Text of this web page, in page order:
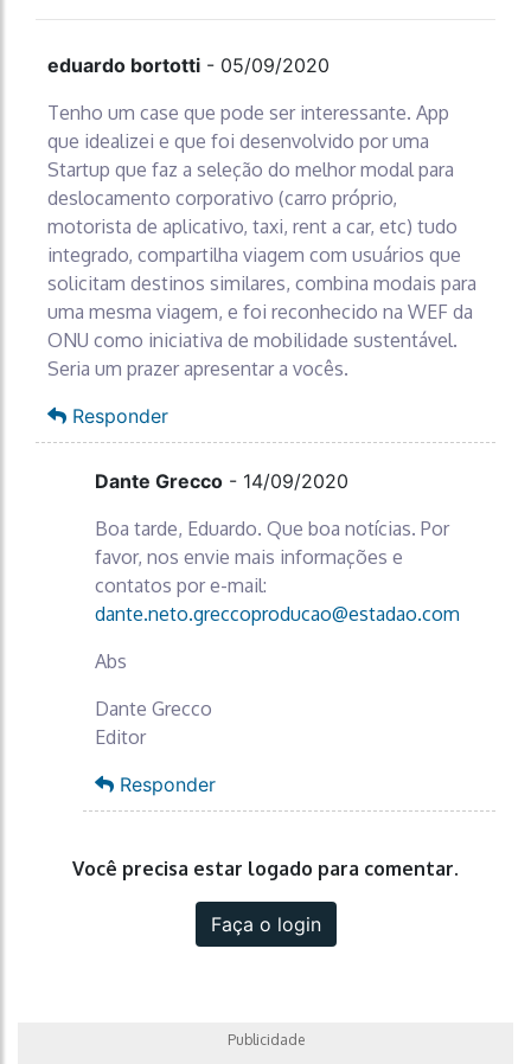
eduardo bortotti - 05/09/2020
Tenho um case que pode ser interessante. App
que idealizei e que foi desenvolvido por uma
Startup que faz a seleção do melhor modal para
deslocamento corporativo (carro próprio,
motorista de aplicativo, taxi, rent a car, etc) tudo
integrado, compartilha viagem com usuários que
solicitam destinos similares, combina modais para
uma mesma viagem, e foi reconhecido na WEF da
ONU como iniciativa de mobilidade sustentável.
Seria um prazer apresentar a vocês.
Responder
Dante Grecco - 14/09/2020
Boa tarde, Eduardo. Que boa notícias. Por
favor, nos envie mais informações e
contatos por e-mail:
dante.neto.greccoproducao@estadao.com
Abs
Dante Grecco
Editor
Responder
Você precisa estar logado para comentar.
Faça o login
Publicidade